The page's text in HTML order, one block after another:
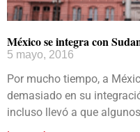
México se integra con
5 mayo, 2016
Por mucho tiempo, a
demasiado en su
incluso llevó a que